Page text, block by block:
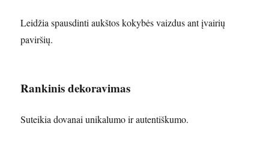
Leidžia spausdinti aukštos kokybės vaizdus ant įvairių
paviršių.
Rankinis dekoravimas
Suteikia dovanai unikalumo ir autentiškumo.